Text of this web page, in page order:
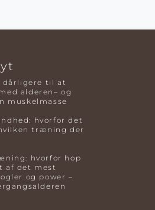
dårligere til at
alderen– og
muskelmasse
hvorfor det
træning der
hvorfor hop
af det mest
og power –